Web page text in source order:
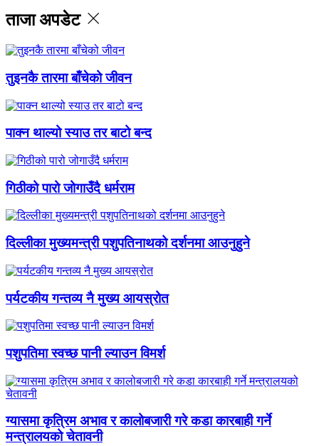
ताजा अपडेट
तुइनकै तारमा बाँचेको जीवन
पाक्न थाल्यो स्याउ तर बाटो बन्द
गिठीको पारो जोगाउँदै धर्मराम
दिल्लीका मुख्यमन्त्री पशुपतिनाथको दर्शनमा आउनुहुने
पर्यटकीय गन्तव्य नै मुख्य आयस्रोत
पशुपतिमा स्वच्छ पानी ल्याउन विमर्श
ग्यासमा कृत्रिम अभाव र कालोबजारी गरे कडा कारबाही गर्ने
मन्त्रालयको चेतावनी